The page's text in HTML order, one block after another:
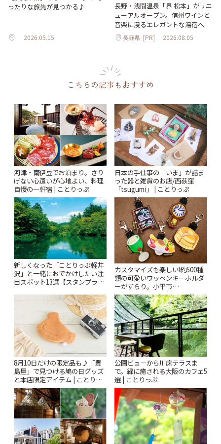
ったりな旅先が見つかる♪
2026.05.15
長野・浅間温泉「界 松本」がリニ
ューアルオープン。信州ワインと
音楽に浸るエレガントな湯宿へ
長野県 [PR] 2026.08.05
こちらの記事もおすすめ
河津・南伊豆でお泊まり。さり
げない心遣いが心地よい、料理
自慢の一軒宿 | ことりっぷ
日本の手仕事の「いま」が詰ま
った器と雑貨のお店/西荻窪
「tsugumi」 | ことりっぷ
新しくなった「ことりっぷ軽井
沢」と一緒におでかけしたい注
目スポット13選【スタンプラリ
カスタマイズも楽しい!約500種
類の可愛いワッペンキーホルダ
ーがずらり。小平市
「Kimamaya T&K」 | ことりっ
ぷ
8月10日だけの限定品も♪「豊
島屋」で見つける鳩の日グッズ
と本店限定アイテム | ことりっ
ぷ
公園ビューから川床テラスま
で。緑に癒される大阪のカフェ5
選 | ことりっぷ